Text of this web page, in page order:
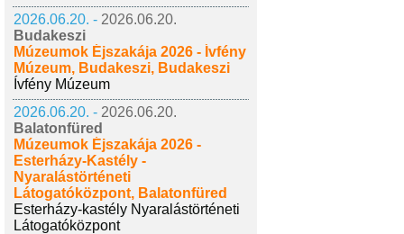
2026.06.20. - 2026.06.20.
Budakeszi
Múzeumok Éjszakája 2026 - Ívfény
Múzeum, Budakeszi, Budakeszi
Ívfény Múzeum
2026.06.20. - 2026.06.20.
Balatonfüred
Múzeumok Éjszakája 2026 -
Esterházy-Kastély -
Nyaralástörténeti
Látogatóközpont, Balatonfüred
Esterházy-kastély Nyaralástörténeti
Látogatóközpont